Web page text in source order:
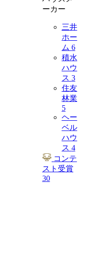
ーカー
三井
ホー
ム 6
積水
ハウ
ス 3
住友
林業
5
ヘー
ベル
ハウ
ス 4
コンテ
スト受賞
30